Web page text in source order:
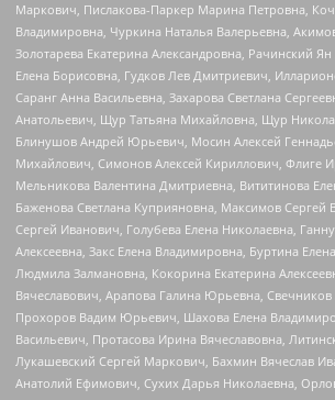
Маркович, Пислакова-Паркер Марина Петровна,
Владимировна, Чуркина Наталья Валерьевна,
Золотарева Екатерина Александровна, Рачинский
Елена Борисовна, Гудков Лев Дмитриевич,
Саранг Анна Васильевна, Захарова Светлана
Анатольевич, Щур Татьяна Михайловна, Щур
Блинушов Андрей Юрьевич, Мосин Алексей
Михайлович, Симонов Алексей Кириллович, Флиге
Мельникова Валентина Дмитриевна, Вититинова
Баженова Светлана Куприяновна, Максимов Сергей
Сергей Иванович, Голубева Елена Николаевна,
Алексеевна, Закс Елена Владимировна, Буртина
Людмила Залмановна, Кокорина Екатерина
Вячеславович, Арапова Галина Юрьевна,
Прохоров Вадим Юрьевич, Шахова Елена
Васильевич, Протасова Ирина Вячеславовна,
Лукашевский Сергей Маркович, Бахмин Вячеслав
Анатолий Ефимович, Сухих Дарья Николаевна,